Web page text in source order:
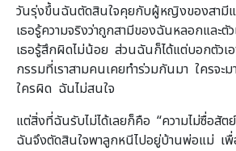
วันรุ่งขึ้นฉันตัดสินใจคุยกับผู้หญิงของสามีแ
เธอรู้ความจริงว่าถูกสามีของฉันหลอกและตั
เธอรู้สึกผิดไม่น้อย ส่วนฉันก็ได้แต่บอกตัวเอ
กรรมที่เราสามคนเคยทำร่วมกันมา ใครจะ
ใครผิด ฉันไม่สนใจ
แต่สิ่งที่ฉันรับไม่ได้เลยก็คือ “ความไม่ซื่อสั
ฉันจึงตัดสินใจพาลูกหนีไปอยู่บ้านพ่อแม่ เพื่อ